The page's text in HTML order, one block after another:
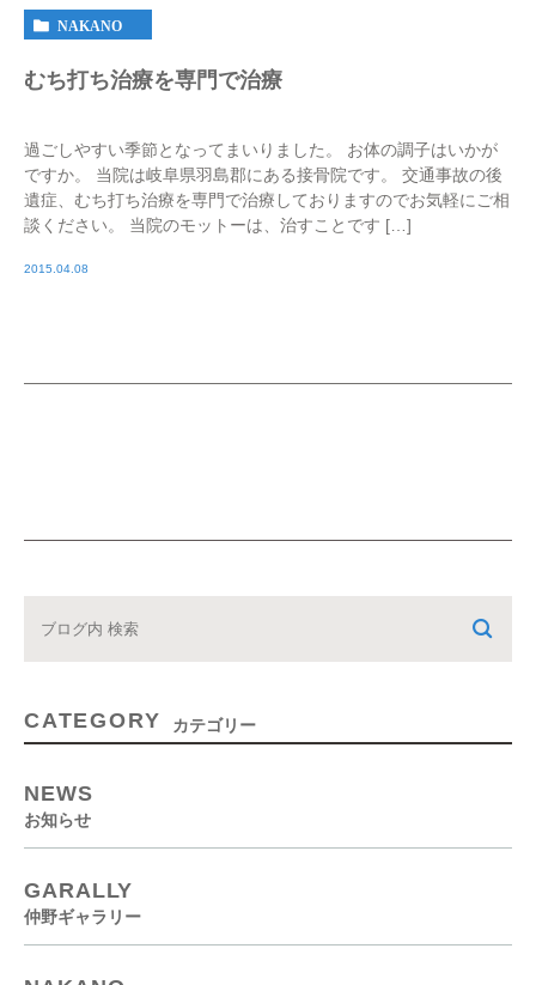
NAKANO
むち打ち治療を専門で治療
過ごしやすい季節となってまいりました。 お体の調子はいかが
ですか。 当院は岐阜県羽島郡にある接骨院です。 交通事故の後
遺症、むち打ち治療を専門で治療しておりますのでお気軽にご相
談ください。 当院のモットーは、治すことです […]
2015.04.08
CATEGORY カテゴリー
NEWS
お知らせ
GARALLY
仲野ギャラリー